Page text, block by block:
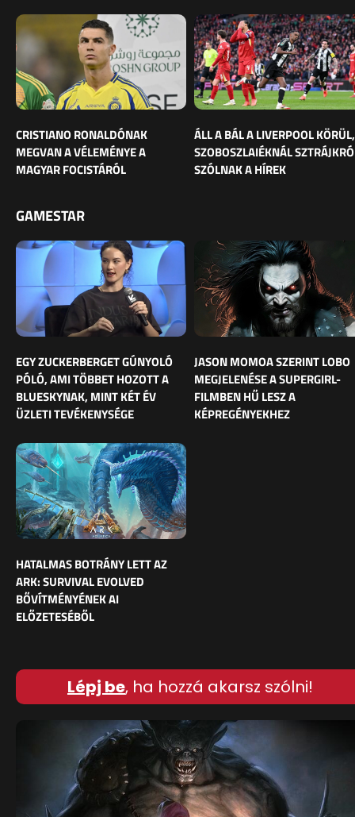
CRISTIANO RONALDÓNAK
MEGVAN A VÉLEMÉNYE A
MAGYAR FOCISTÁRÓL
ÁLL A BÁL A LIVERPOOL KÖRÜL,
SZOBOSZLAIÉKNÁL
SZÓLNAK A HÍREK
GAMESTAR
EGY ZUCKERBERGET GÚNYOLÓ
PÓLÓ, AMI TÖBBET HOZOTT A
BLUESKYNAK, MINT KÉT ÉV
ÜZLETI TEVÉKENYSÉGE
JASON MOMOA SZERINT LOBO
MEGJELENÉSE A SUPERGIRL-
FILMBEN HŰ LESZ A
KÉPREGÉNYEKHEZ
HATALMAS BOTRÁNY LETT AZ
ARK: SURVIVAL EVOLVED
BŐVÍTMÉNYÉNEK AI
ELŐZETESÉBŐL
Lépj be, ha hozzá akarsz szólni!